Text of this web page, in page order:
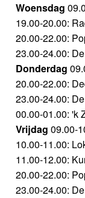
Woensdag
19.00-20.00:
20.00-22.00:
23.00-24.00:
Donderdag
20.00-22.00:
23.00-24.00:
00.00-01.00: 'k
Vrijdag 09.00-
10.00-11.00:
11.00-12.00:
20.00-22.00:
23.00-24.00: